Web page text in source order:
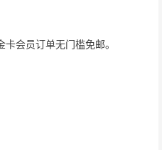
会员订单无门槛免邮。